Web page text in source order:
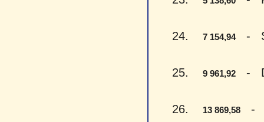
24. 7 154,94-
25. 9 961,92 -
26. 13 869,58 -